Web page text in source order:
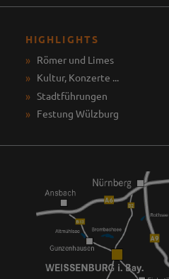
HIGHLIGHTS
Römer und Limes
Kultur, Konzerte ...
Stadtführungen
Festung Wülzburg